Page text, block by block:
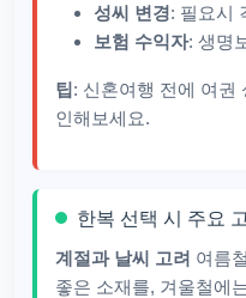
성씨 변경: 필요시
보험 수익자: 생명
팁 : 신혼여행 전에 여권
인해보세요.
한복 선택 시 주요
계절과 날씨 고려 여름
좋은 소재를, 겨울철에